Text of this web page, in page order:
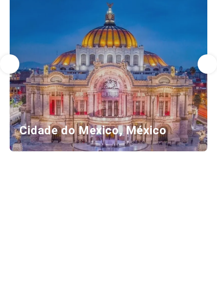
Cidade do Mexico, México